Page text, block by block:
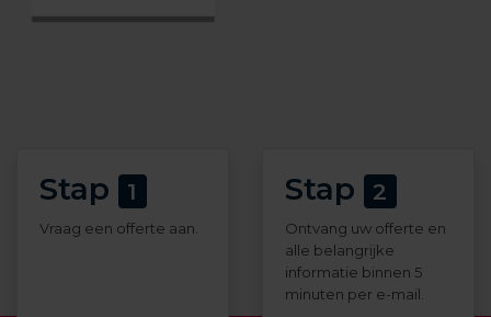
Stap 1
Vraag een offerte aan.
Stap 2
Ontvang uw offerte en
alle belangrijke
informatie binnen 5
minuten per e-mail.